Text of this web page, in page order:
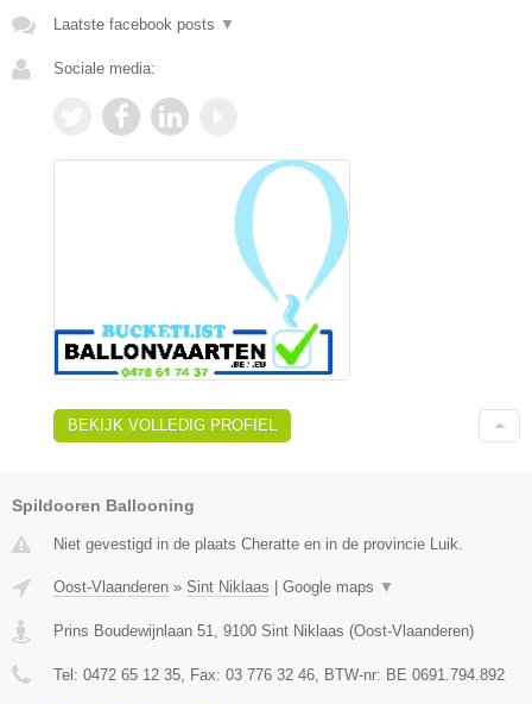
Laatste facebook posts ▼
Sociale media:
BEKIJK VOLLEDIG PROFIEL
Spildooren Ballooning
Niet gevestigd in de plaats Cheratte en in de provincie Luik.
Oost-Vlaanderen » Sint Niklaas | Google maps ▼
Prins Boudewijnlaan 51 9100 Sint Niklaas (Oost-Vlaanderen)
Tel: 0472 65 12 35 , Fax: 03 776 32 46 , BTW-nr: BE 0691.794.892